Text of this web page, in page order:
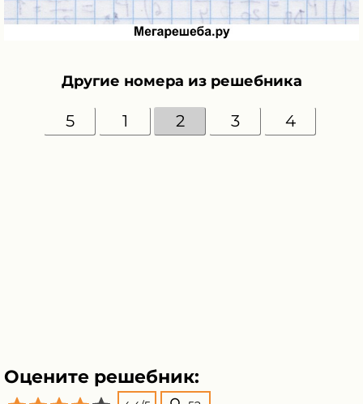
Другие номера из решебника
5 1 2 3 4
Оцените решебник: